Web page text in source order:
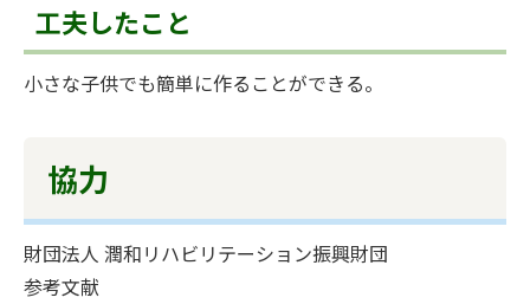
工夫したこと
小さな子供でも簡単に作ることができる。
協力
財団法人 潤和リハビリテーション振興財団
参考文献